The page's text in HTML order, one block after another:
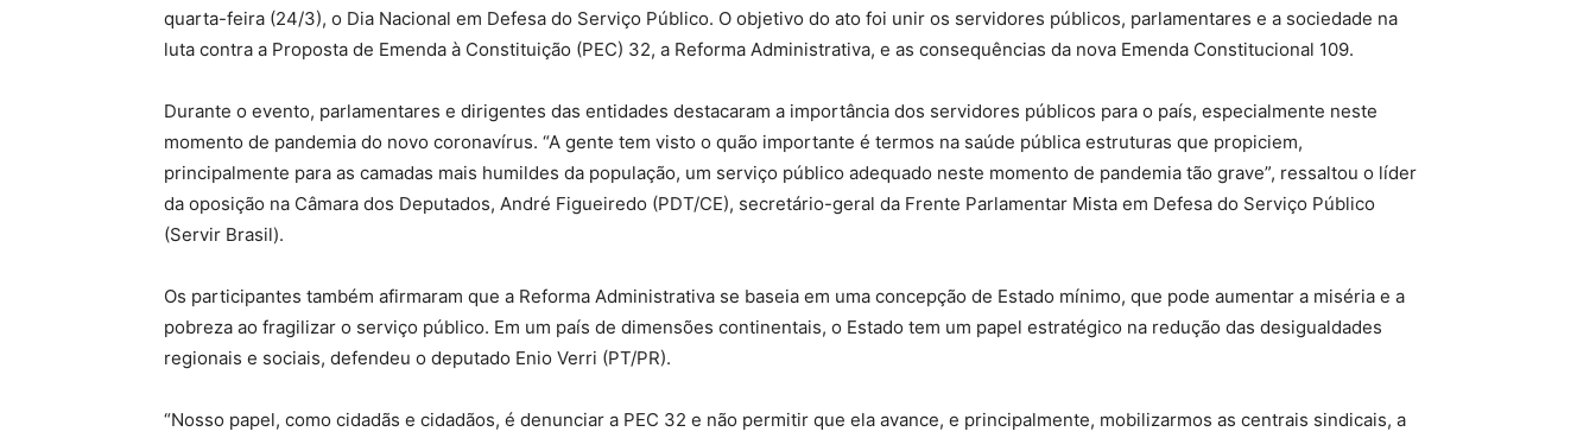
quarta-feira (24/3), o Dia Nacional em Defesa do Serviço Público. O objetivo do ato foi unir os servidores públicos, parlamentares e a sociedade na
luta contra a Proposta de Emenda à Constituição (PEC) 32, a Reforma Administrativa, e as consequências da nova Emenda Constitucional 109.
Durante o evento, parlamentares e dirigentes das entidades destacaram a importância dos servidores públicos para o país, especialmente neste
momento de pandemia do novo coronavírus. “A gente tem visto o quão importante é termos na saúde pública estruturas que propiciem,
principalmente para as camadas mais humildes da população, um serviço público adequado neste momento de pandemia tão grave”, ressaltou o líder
da oposição na Câmara dos Deputados, André Figueiredo (PDT/CE), secretário-geral da Frente Parlamentar Mista em Defesa do Serviço Público
(Servir Brasil).
Os participantes também afirmaram que a Reforma Administrativa se baseia em uma concepção de Estado mínimo, que pode aumentar a miséria e a
pobreza ao fragilizar o serviço público. Em um país de dimensões continentais, o Estado tem um papel estratégico na redução das desigualdades
regionais e sociais, defendeu o deputado Enio Verri (PT/PR).
“Nosso papel, como cidadãs e cidadãos, é denunciar a PEC 32 e não permitir que ela avance, e principalmente, mobilizarmos as centrais sindicais, a